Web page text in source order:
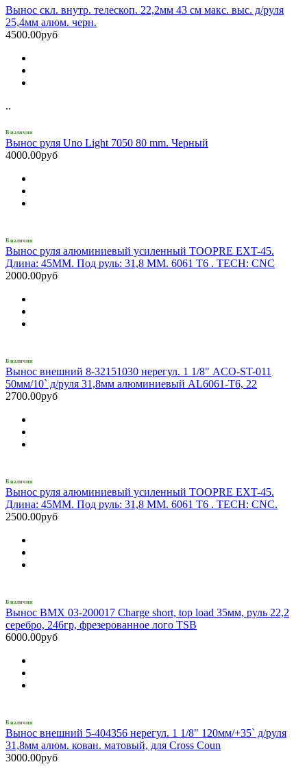
Вынос скл. внутр. телескоп. 22,2мм 43 см макс. выс. д/руля
25,4мм алюм. черн.
4500.00руб
..
В наличии
Вынос руля Uno Light 7050 80 mm. Черный
4000.00руб
В наличии
Вынос руля алюминиевый усиленный TOOPRE EXT-45.
Длина: 45MM. Под руль: 31,8 ММ. 6061 T6 . TECH: CNC
2000.00руб
В наличии
Вынос внешний 8-32151030 нерегул. 1 1/8" ACO-ST-011
50мм/10` д/руля 31,8мм алюминиевый AL6061-T6, 22
2700.00руб
В наличии
Вынос руля алюминиевый усиленный TOOPRE EXT-45.
Длина: 45MM. Под руль: 31,8 ММ. 6061 T6 . TECH: CNC.
2500.00руб
В наличии
Вынос BMX 03-200017 Charge short, top load 35мм, руль 22,2
серебро, 246гр, фрезерованное лого TSB
6000.00руб
В наличии
Вынос внешний 5-404356 нерегул. 1 1/8" 120мм/+35` д/руля
31,8мм алюм. кован. матовый, для Cross Coun
3000.00руб